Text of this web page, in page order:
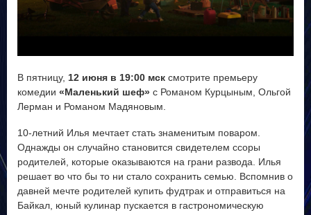
V
i
d
e
o
В пятницу, 12 июня в 19:00 мск смотрите премьеру
комедии «Маленький шеф» с Романом Курцыным, Ольгой
Лерман и Романом Мадяновым.
10-летний Илья мечтает стать знаменитым поваром.
Однажды он случайно становится свидетелем ссоры
родителей, которые оказываются на грани развода. Илья
решает во что бы то ни стало сохранить семью. Вспомнив о
давней мечте родителей купить фудтрак и отправиться на
Байкал, юный кулинар пускается в гастрономическую